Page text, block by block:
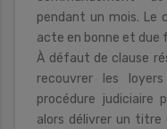
pendant un mois. Le
acte en bonne et due
À défaut de clause
recouvrer les
procédure judiciaire
alors délivrer un titre